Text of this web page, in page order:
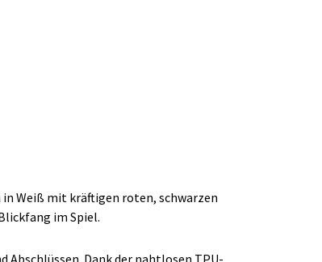
in Weiß mit kräftigen roten, schwarzen
im Spiel.